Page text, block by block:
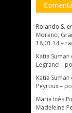
Rolando S.
Moreno,
18.01.14 –
Katia Suman
Legrand –
Katia Suman
Peyroux –
Maria Inês
Madeleine